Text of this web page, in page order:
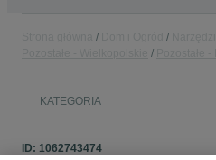
KATEGORIA
ID: 1062743474